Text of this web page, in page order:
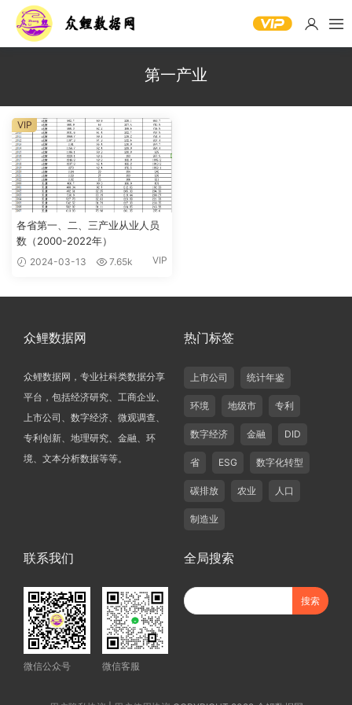
第一产业
各省第一、二、三产业从业人员
数（2000-2022年）
2024-03-13 7.65k VIP
VIP
众鲤数据网
众鲤数据网，专业社科类数据分享
平台，包括经济研究、工商企业、
上市公司、数字经济、微观调查、
专利创新、地理研究、金融、环
境、文本分析数据等等。
热门标签
上市公司 统计年鉴
环境 地级市 专利
数字经济 金融 DID
省 ESG 数字化转型
碳排放 农业 人口
制造业
联系我们
微信公众号 微信客服
全局搜索